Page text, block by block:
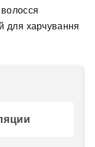
волосся
для харчування